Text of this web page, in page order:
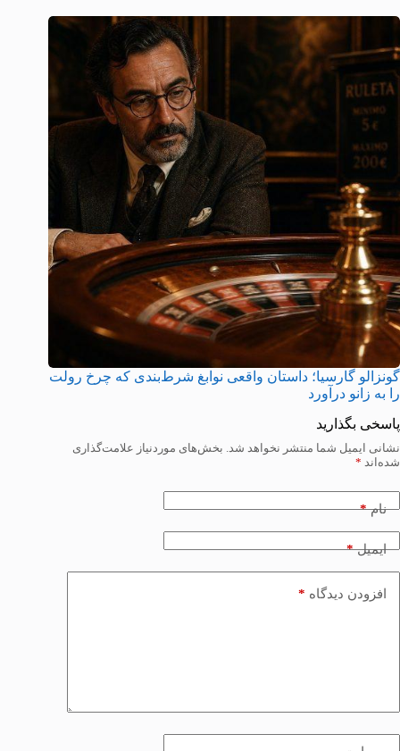
گونزالو گارسیا؛ داستان واقعی نوابغ شرط‌بندی که چرخ رولت
را به زانو درآورد
پاسخی بگذارید
نشانی ایمیل شما منتشر نخواهد شد. بخش‌های موردنیاز علامت‌گذاری
شده‌اند *
نام*
ایمیل*
افزودن دیدگاه *